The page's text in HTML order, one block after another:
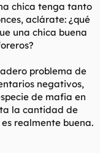
chica tenga tanto
aclárate: ¿qué
una chica buena
problema de
negativos,
de mafia en
la cantidad de
realmente buena.